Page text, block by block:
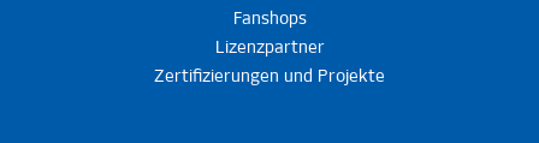
Fanshops
Lizenzpartner
Zertifizierungen und Projekte